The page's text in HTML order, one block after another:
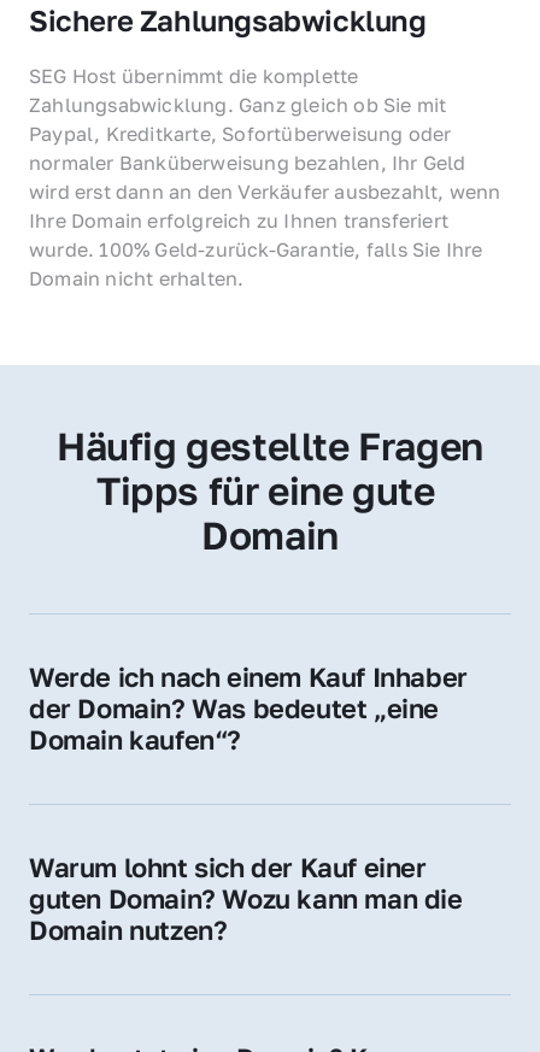
Sichere Zahlungsabwicklung
SEG Host übernimmt die komplette
Zahlungsabwicklung. Ganz gleich ob Sie mit
Paypal, Kreditkarte, Sofortüberweisung oder
normaler Banküberweisung bezahlen, Ihr Geld
wird erst dann an den Verkäufer ausbezahlt, wenn
Ihre Domain erfolgreich zu Ihnen transferiert
wurde. 100% Geld-zurück-Garantie, falls Sie Ihre
Domain nicht erhalten.
Häufig gestellte Fragen
Tipps für eine gute
Domain
Werde ich nach einem Kauf Inhaber
der Domain? Was bedeutet „eine
Domain kaufen“?
Sie erhalten alle Rechte zur Nutzung,
Domain.
Warum lohnt sich der Kauf einer
guten Domain? Wozu kann man die
Domain nutzen?
Vertrauen und Markenwert. Nutzen Sie sie